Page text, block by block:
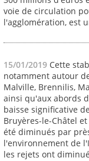
voie de circulation
l'agglomération, est
15/01/2019 Cette
notamment autour
Malville, Brennilis,
ainsi qu'aux abords
baisse significative
Bruyères-le-Châtel
été diminués par
l'environnement de
les rejets ont